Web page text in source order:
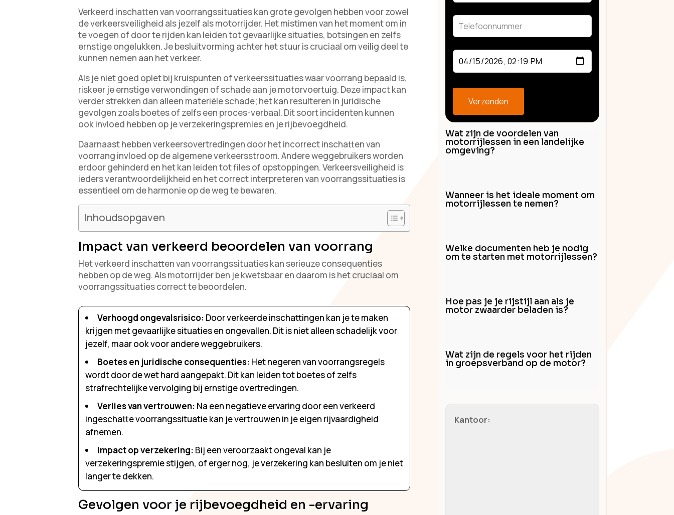
Verkeerd inschatten van voorrangssituaties kan grote gevolgen hebben voor zowel
de verkeersveiligheid als jezelf als motorrijder. Het mistimen van het moment om in
te voegen of door te rijden kan leiden tot gevaarlijke situaties, botsingen en zelfs
ernstige ongelukken. Je besluitvorming achter het stuur is cruciaal om veilig deel te
kunnen nemen aan het verkeer.
Als je niet goed oplet bij kruispunten of verkeerssituaties waar voorrang bepaald is,
riskeer je ernstige verwondingen of schade aan je motorvoertuig. Deze impact kan
verder strekken dan alleen materiële schade; het kan resulteren in juridische
gevolgen zoals boetes of zelfs een proces-verbaal. Dit soort incidenten kunnen
ook invloed hebben op je verzekeringspremies en je rijbevoegdheid.
Daarnaast hebben verkeersovertredingen door het incorrect inschatten van
voorrang invloed op de algemene verkeersstroom. Andere weggebruikers worden
erdoor gehinderd en het kan leiden tot files of opstoppingen. Verkeersveiligheid is
ieders verantwoordelijkheid en het correct interpreteren van voorrangssituaties is
essentieel om de harmonie op de weg te bewaren.
Inhoudsopgaven
Impact van verkeerd beoordelen van voorrang
Het verkeerd inschatten van voorrangssituaties kan serieuze consequenties
hebben op de weg. Als motorrijder ben je kwetsbaar en daarom is het cruciaal om
voorrangssituaties correct te beoordelen.
Verhoogd ongevalsrisico: Door verkeerde inschattingen kan je te maken
krijgen met gevaarlijke situaties en ongevallen. Dit is niet alleen schadelijk voor
jezelf, maar ook voor andere weggebruikers.
Boetes en juridische consequenties: Het negeren van voorrangsregels
wordt door de wet hard aangepakt. Dit kan leiden tot boetes of zelfs
strafrechtelijke vervolging bij ernstige overtredingen.
Verlies van vertrouwen: Na een negatieve ervaring door een verkeerd
ingeschatte voorrangssituatie kan je vertrouwen in je eigen rijvaardigheid
afnemen.
Impact op verzekering: Bij een veroorzaakt ongeval kan je
verzekeringspremie stijgen, of erger nog, je verzekering kan besluiten om je niet
langer te dekken.
Gevolgen voor je rijbevoegdheid en -ervaring
field
blank
Verzenden
Wat zijn de voordelen van
motorrijlessen in een landelijke
omgeving?
Wanneer is het ideale moment om
motorrijlessen te nemen?
Welke documenten heb je nodig
om te starten met motorrijlessen?
Hoe pas je je rijstijl aan als je
motor zwaarder beladen is?
Wat zijn de regels voor het rijden
in groepsverband op de motor?
Kantoor: